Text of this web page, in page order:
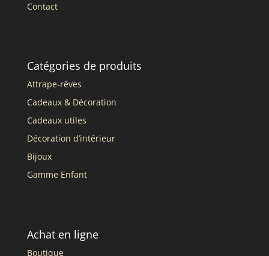
Contact
Catégories de produits
Attrape-rêves
Cadeaux & Décoration
Cadeaux utiles
Décoration d’intérieur
Bijoux
Gamme Enfant
Achat en ligne
Boutique